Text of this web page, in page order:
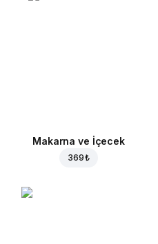
Makarna ve İçecek
369 ₺